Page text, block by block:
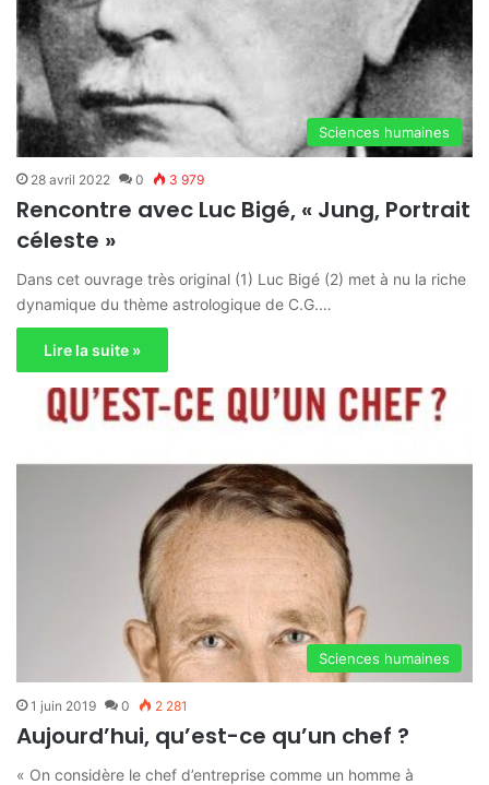
Sciences humaines
28 avril 2022 0 3 979
Rencontre avec Luc Bigé, « Jung, Portrait
céleste »
Dans cet ouvrage très original (1) Luc Bigé (2) met à nu la riche
dynamique du thème astrologique de C.G.…
Lire la suite »
Sciences humaines
1 juin 2019 0 2 281
Aujourd’hui, qu’est-ce qu’un chef ?
« On considère le chef d’entreprise comme un homme à